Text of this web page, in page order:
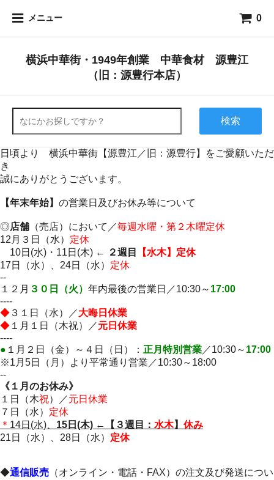
メニュー 0
横浜中華街・1949年創業 中華食材 源豊江
（旧：源豊行本店）
検索
日頃より 横浜中華街【源豊江／旧：源豊行】をご愛顧いただ
き
誠にありがとうございます。
【年末年始】 の営業日及びお休み等について
◎店舗 （売店）において／毎週水曜・第２木曜定休
12月３日（水） 定休
10日(水)・11日(木) ←
２週目
【水木】定休
17日（水）、24日（水） 定休
--
１２月 ３０日（火） 年内最後の営業日／10:30～ 17:00
----
◆ ３１日（水）／大晦日休業
◆ １月１日（木祝）／元日休業
----
● １月２日（金）～４日（日）： 正月特別営業 ／10:30～ 17:00
※1月5日（月）より平常通り営業／10:30～18:00
--
《１月のお休み》
１日（木祝）／元日休業
７日（水） 定休
＊ 14日(水)、 15日(木) ← 【３週目： 水木】 休み
21日（水）、28日（水） 定休
◆通信販売 （オンライン・電話・FAX）の注文及び発送につい